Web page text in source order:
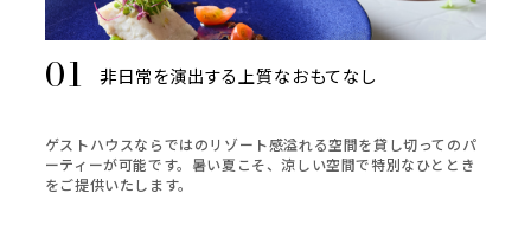
非日常を演出する上質なおもてなし
ゲストハウスならではのリゾート感溢れる空間を貸し切ってのパ
ーティーが可能です。暑い夏こそ、涼しい空間で特別なひととき
をご提供いたします。